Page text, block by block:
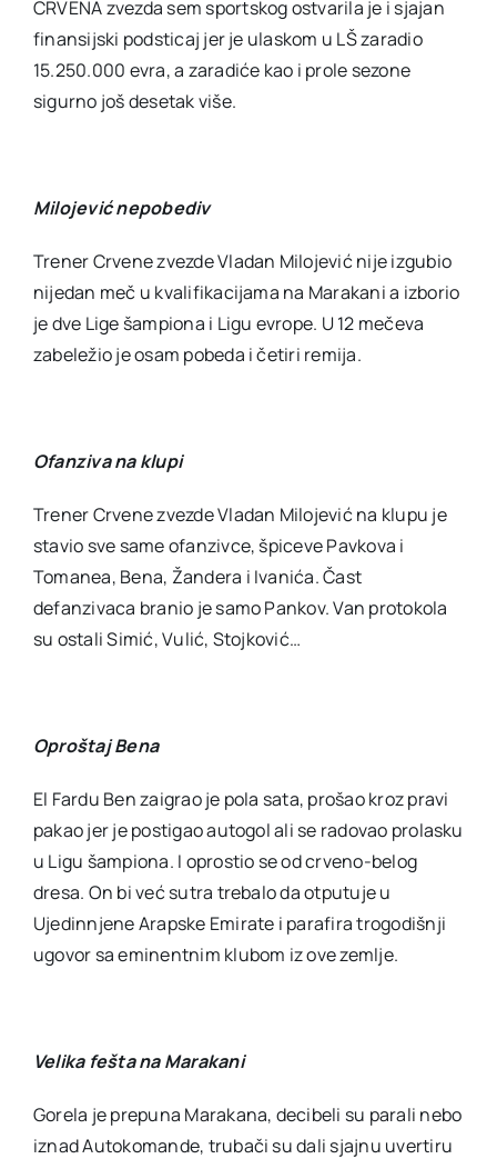
CRVENA zvezda sem sportskog ostvarila je i sjajan
finansijski podsticaj jer je ulaskom u LŠ zaradio
15.250.000 evra, a zaradiće kao i prole sezone
sigurno još desetak više.
Milojević nepobediv
Trener Crvene zvezde Vladan Milojević nije izgubio
nijedan meč u kvalifikacijama na Marakani a izborio
je dve Lige šampiona i Ligu evrope. U 12 mečeva
zabeležio je osam pobeda i četiri remija.
Ofanziva na klupi
Trener Crvene zvezde Vladan Milojević na klupu je
stavio sve same ofanzivce, špiceve Pavkova i
Tomanea, Bena, Žandera i Ivanića. Čast
defanzivaca branio je samo Pankov. Van protokola
su ostali Simić, Vulić, Stojković…
Oproštaj Bena
El Fardu Ben zaigrao je pola sata, prošao kroz pravi
pakao jer je postigao autogol ali se radovao prolasku
u Ligu šampiona. I oprostio se od crveno-belog
dresa. On bi već sutra trebalo da otputuje u
Ujedinnjene Arapske Emirate i parafira trogodišnji
ugovor sa eminentnim klubom iz ove zemlje.
Velika fešta na Marakani
Gorela je prepuna Marakana, decibeli su parali nebo
iznad Autokomande, trubači su dali sjajnu uvertiru